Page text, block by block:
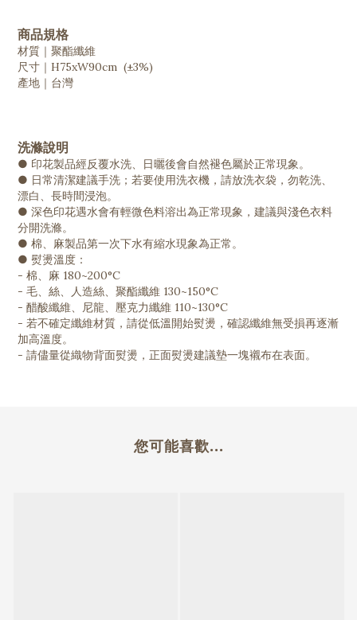
商品規格
材質｜聚酯纖維
尺寸｜H75xW90cm (±3%)
產地｜台灣
洗滌說明
● 印花製品經反覆水洗、日曬後會自然褪色屬於正常現象。
● 日常清潔建議手洗；若要使用洗衣機，請放洗衣袋，勿乾洗、
漂白、長時間浸泡。
● 深色印花遇水會有輕微色料溶出為正常現象，建議與淺色衣料
分開洗滌。
● 棉、麻製品第一次下水有縮水現象為正常。
● 熨燙溫度：
- 棉、麻 180~200°C
- 毛、絲、人造絲、聚酯纖維 130~150°C
- 醋酸纖維、尼龍、壓克力纖維 110~130°C
- 若不確定纖維材質，請從低溫開始熨燙，確認纖維無受損再逐漸
加高溫度。
- 請儘量從織物背面熨燙，正面熨燙建議墊一塊襯布在表面。
您可能喜歡...